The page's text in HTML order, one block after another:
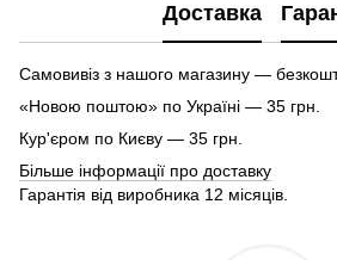
Доставка
Самовивіз з нашого магазину —
«Новою поштою» по Україні — 35 грн.
Кур'єром по Києву — 35 грн.
Більше інформації про доставку
Гарантія від виробника 12 місяців.